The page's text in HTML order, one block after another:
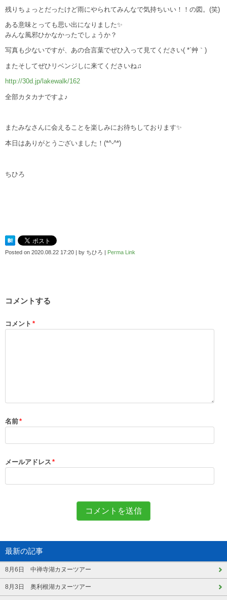
残りちょっとだったけど雨にやられてみんなで気持ちいい！！の図。(笑)
ある意味とっても思い出になりました✨
みんな風邪ひかなかったでしょうか？
写真も少ないですが、あの合言葉でぜひ入って見てください( *´艸｀)
またそしてぜひリベンジしに来てくださいね♫
http://30d.jp/lakewalk/162
全部カタカナですよ♪
またみなさんに会えることを楽しみにお待ちしております✨
本日はありがとうございました！(*^-^*)
ちひろ
Posted on 2020.08.22 17:20 by ちひろ Perma Link
コメントする
コメント *
名前*
メールアドレス *
最新の記事
8月6日 中禅寺湖カヌーツアー
8月3日 奥利根湖カヌーツアー